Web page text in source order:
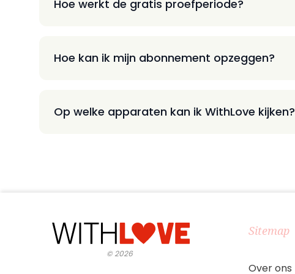
Hoe werkt de gratis proefperiode?
Hoe kan ik mijn abonnement opzeggen?
Op welke apparaten kan ik WithLove kijken?
©2026
Sitemap
Over ons